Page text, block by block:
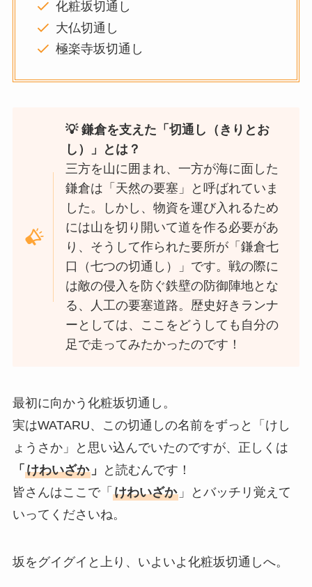
化粧坂切通し
大仏切通し
極楽寺坂切通し
💡 鎌倉を支えた「切通し（きりとお
し）」とは？
三方を山に囲まれ、一方が海に面した
鎌倉は「天然の要塞」と呼ばれていま
した。しかし、物資を運び入れるため
には山を切り開いて道を作る必要があ
り、そうして作られた要所が「鎌倉七
口（七つの切通し）」です。戦の際に
は敵の侵入を防ぐ鉄壁の防御陣地とな
る、人工の要塞道路。歴史好きランナ
ーとしては、ここをどうしても自分の
足で走ってみたかったのです！
最初に向かう化粧坂切通し。
実はWATARU、この切通しの名前をずっと「けし
ょうさか」と思い込んでいたのですが、正しくは
「 けわいざか」
と読むんです！
皆さんはここで「 けわいざか」とバッチリ覚えて
いってくださいね。
坂をグイグイと上り、いよいよ化粧坂切通しへ。